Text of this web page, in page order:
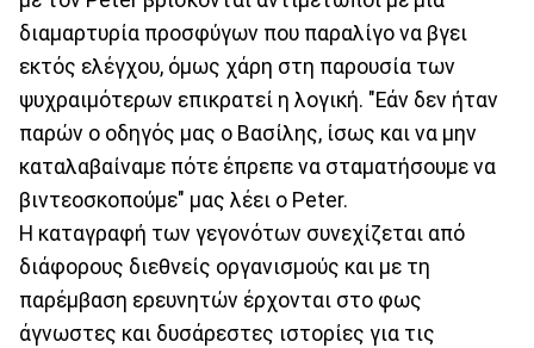
διαμαρτυρία προσφύγων που παραλίγο να βγει
εκτός ελέγχου, όμως χάρη στη παρουσία των
ψυχραιμότερων επικρατεί η λογική. "Εάν δεν ήταν
παρών ο οδηγός μας ο Βασίλης, ίσως και να μην
καταλαβαίναμε πότε έπρεπε να σταματήσουμε να
βιντεοσκοπούμε" μας λέει ο Peter.
Η καταγραφή των γεγονότων συνεχίζεται από
διάφορους διεθνείς οργανισμούς και με τη
παρέμβαση ερευνητών έρχονται στο φως
άγνωστες και δυσάρεστες ιστορίες για τις